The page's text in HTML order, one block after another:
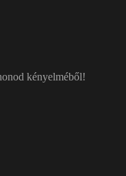
kényelméből!